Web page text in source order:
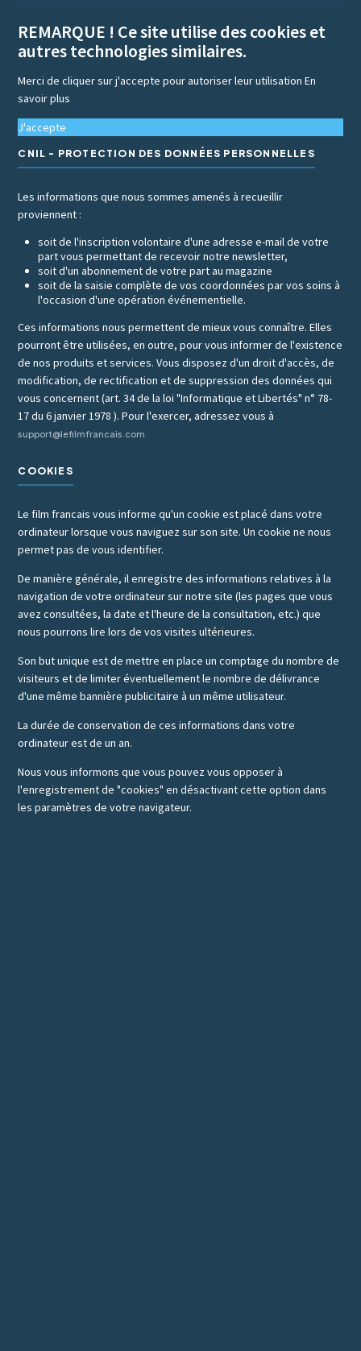
REMARQUE ! Ce site utilise des cookies et
autres technologies similaires.
Merci de cliquer sur j'accepte pour autoriser leur utilisationEn
savoir plus
J'accepte
CNIL - PROTECTION DES DONNÉES PERSONNELLES
Les informations que nous sommes amenés à recueillir
proviennent :
soit de l'inscription volontaire d'une adresse e-mail de votre
part vous permettant de recevoir notre newsletter,
soit d'un abonnement de votre part au magazine
soit de la saisie complète de vos coordonnées par vos soins à
l'occasion d'une opération événementielle.
Ces informations nous permettent de mieux vous connaître. Elles
pourront être utilisées, en outre, pour vous informer de l'existence
de nos produits et services. Vous disposez d'un droit d'accès, de
modification, de rectification et de suppression des données qui
vous concernent (art. 34 de la loi "Informatique et Libertés" n° 78-
17 du 6 janvier 1978 ). Pour l'exercer, adressez vous à
support@lefilmfrancais.com
COOKIES
Le film francais vous informe qu'un cookie est placé dans votre
ordinateur lorsque vous naviguez sur son site. Un cookie ne nous
permet pas de vous identifier.
De manière générale, il enregistre des informations relatives à la
navigation de votre ordinateur sur notre site (les pages que vous
avez consultées, la date et l'heure de la consultation, etc.) que
nous pourrons lire lors de vos visites ultérieures.
Son but unique est de mettre en place un comptage du nombre de
visiteurs et de limiter éventuellement le nombre de délivrance
d'une même bannière publicitaire à un même utilisateur.
La durée de conservation de ces informations dans votre
ordinateur est de un an.
Nous vous informons que vous pouvez vous opposer à
l'enregistrement de "cookies" en désactivant cette option dans
les paramètres de votre navigateur.